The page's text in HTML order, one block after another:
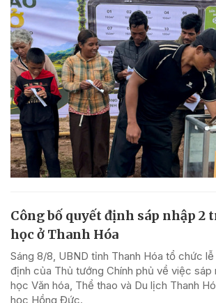
Công bố quyết định sáp nhập 2
học ở Thanh Hóa
Sáng 8/8, UBND tỉnh Thanh Hóa tổ chức
định của Thủ tướng Chính phủ về việc sáp
học Văn hóa, Thể thao và Du lịch Thanh
học Hồng Đức.